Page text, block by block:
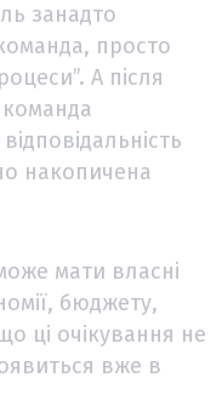
занадто
просто
А після
накопичена
мати власні
бюджету,
ці очікування не
вже в